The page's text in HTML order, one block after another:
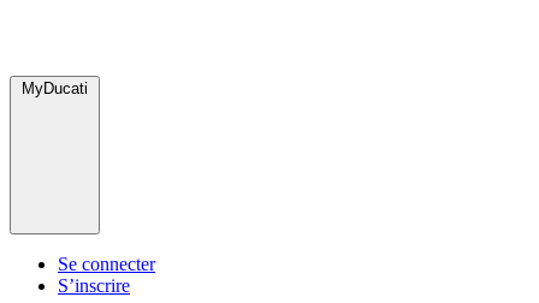
MyDucati
Se connecter
S’inscrire